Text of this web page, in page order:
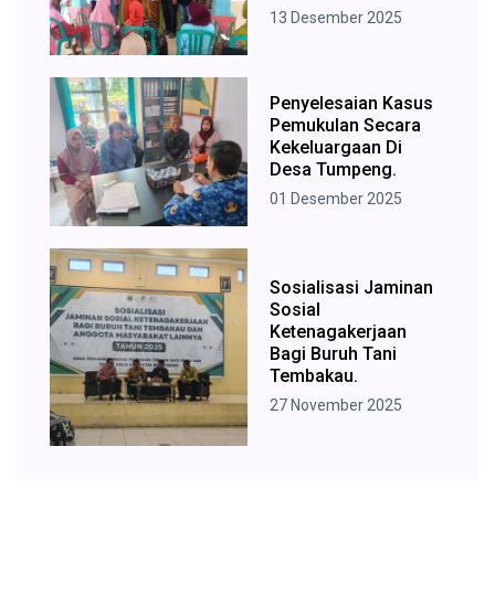
13 Desember 2025
Penyelesaian Kasus
Pemukulan Secara
Kekeluargaan Di
Desa Tumpeng.
01 Desember 2025
Sosialisasi Jaminan
Sosial
Ketenagakerjaan
Bagi Buruh Tani
Tembakau.
27 November 2025